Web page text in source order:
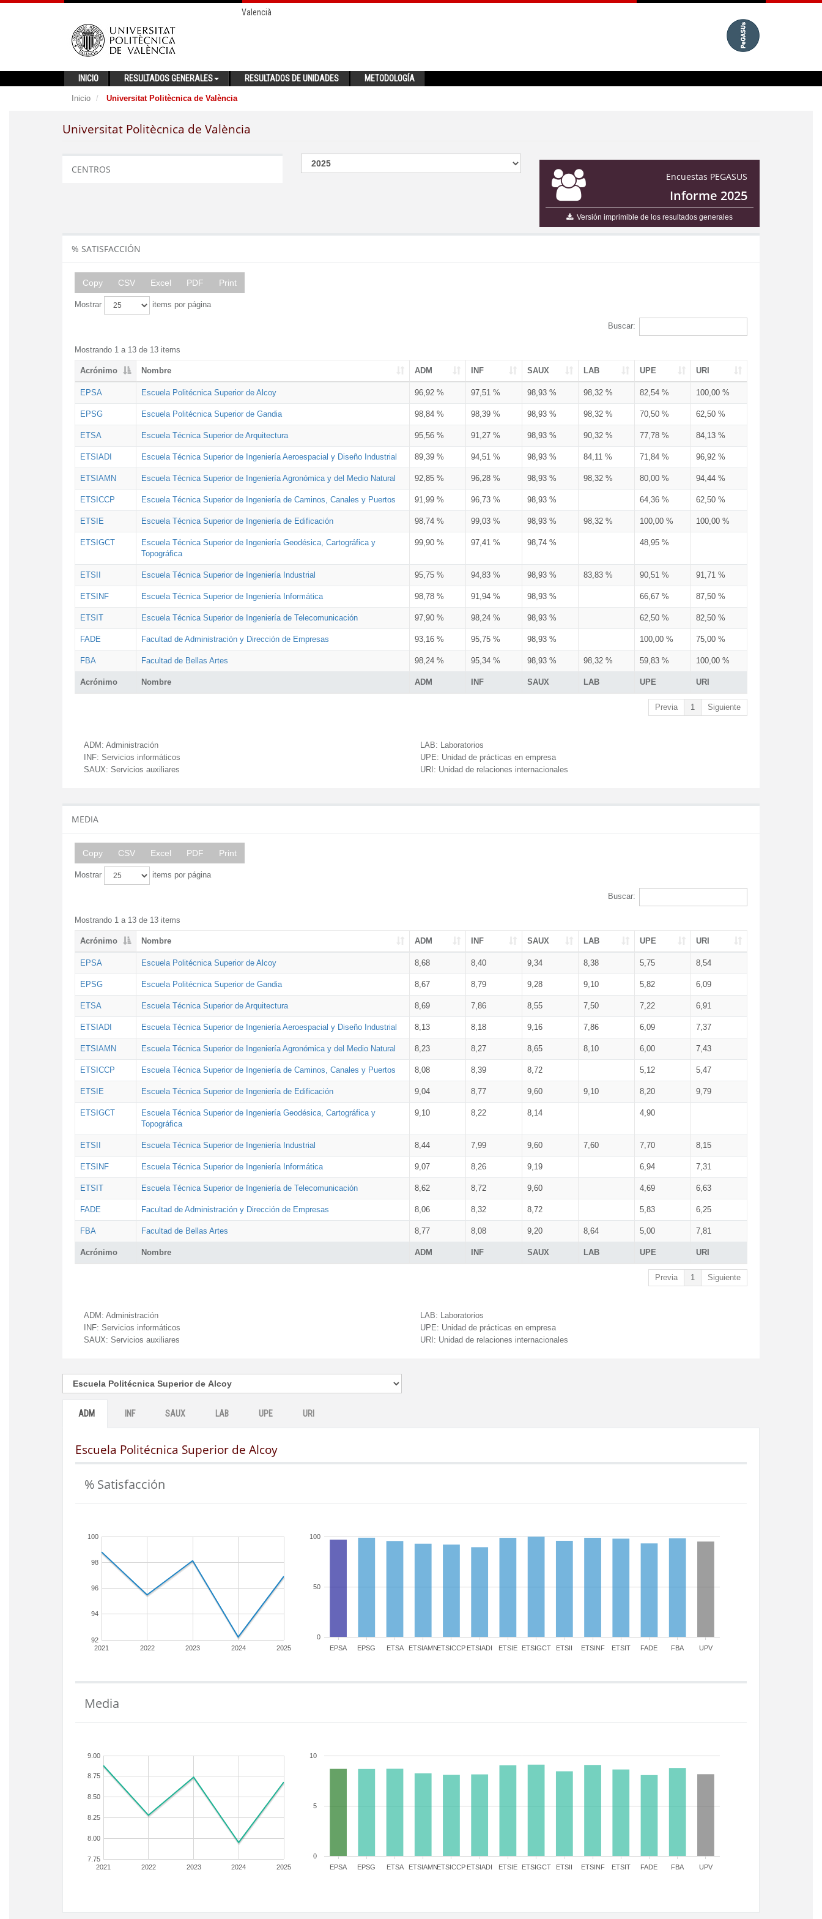
Valencià
INICIO RESULTADOS GENERALES RESULTADOS DE UNIDADES METODOLOGÍA
Inicio Universitat Politècnica de València
Universitat Politècnica de València
Encuestas PEGASUS
Informe 2025
Versión imprimible de los resultados generales
CENTROS
% SATISFACCIÓN
Copy CSV Excel PDF Print
Mostrar items por página
Buscar:
Mostrando 1 a 13 de 13 items
Acrónimo Nombre ADM INF SAUX LAB UPE URI
Acrónimo Nombre ADM INF SAUX LAB UPE URI
EPSA Escuela Politécnica Superior de Alcoy 96,92 % 97,51 % 98,93 % 98,32 % 82,54 % 100,00 %
EPSG Escuela Politécnica Superior de Gandia 98,84 % 98,39 % 98,93 % 98,32 % 70,50 % 62,50 %
ETSA Escuela Técnica Superior de Arquitectura 95,56 % 91,27 % 98,93 % 90,32 % 77,78 % 84,13 %
ETSIADI Escuela Técnica Superior de Ingeniería Aeroespacial y Diseño Industrial 89,39 % 94,51 % 98,93 % 84,11 % 71,84 % 96,92 %
ETSIAMN Escuela Técnica Superior de Ingeniería Agronómica y del Medio Natural 92,85 % 96,28 % 98,93 % 98,32 % 80,00 % 94,44 %
ETSICCP Escuela Técnica Superior de Ingeniería de Caminos, Canales y Puertos 91,99 % 96,73 % 98,93 % 64,36 % 62,50 %
ETSIE Escuela Técnica Superior de Ingeniería de Edificación 98,74 % 99,03 % 98,93 % 98,32 % 100,00 % 100,00 %
ETSIGCT
Escuela Técnica Superior de Ingeniería Geodésica, Cartográfica y
Topográfica
99,90 % 97,41 % 98,74 % 48,95 %
ETSII Escuela Técnica Superior de Ingeniería Industrial 95,75 % 94,83 % 98,93 % 83,83 % 90,51 % 91,71 %
ETSINF Escuela Técnica Superior de Ingeniería Informática 98,78 % 91,94 % 98,93 % 66,67 % 87,50 %
ETSIT Escuela Técnica Superior de Ingeniería de Telecomunicación 97,90 % 98,24 % 98,93 % 62,50 % 82,50 %
FADE Facultad de Administración y Dirección de Empresas 93,16 % 95,75 % 98,93 % 100,00 % 75,00 %
FBA Facultad de Bellas Artes 98,24 % 95,34 % 98,93 % 98,32 % 59,83 % 100,00 %
Previa 1 Siguiente
ADM: Administración
INF: Servicios informáticos
SAUX: Servicios auxiliares
LAB: Laboratorios
UPE: Unidad de prácticas en empresa
URI: Unidad de relaciones internacionales
MEDIA
Copy CSV Excel PDF Print
Mostrar items por página
Buscar:
Mostrando 1 a 13 de 13 items
Acrónimo Nombre ADM INF SAUX LAB UPE URI
Acrónimo Nombre ADM INF SAUX LAB UPE URI
EPSA Escuela Politécnica Superior de Alcoy 8,68 8,40 9,34 8,38 5,75 8,54
EPSG Escuela Politécnica Superior de Gandia 8,67 8,79 9,28 9,10 5,82 6,09
ETSA Escuela Técnica Superior de Arquitectura 8,69 7,86 8,55 7,50 7,22 6,91
ETSIADI Escuela Técnica Superior de Ingeniería Aeroespacial y Diseño Industrial 8,13 8,18 9,16 7,86 6,09 7,37
ETSIAMN Escuela Técnica Superior de Ingeniería Agronómica y del Medio Natural 8,23 8,27 8,65 8,10 6,00 7,43
ETSICCP Escuela Técnica Superior de Ingeniería de Caminos, Canales y Puertos 8,08 8,39 8,72 5,12 5,47
ETSIE Escuela Técnica Superior de Ingeniería de Edificación 9,04 8,77 9,60 9,10 8,20 9,79
ETSIGCT
Escuela Técnica Superior de Ingeniería Geodésica, Cartográfica y
Topográfica
9,10 8,22 8,14 4,90
ETSII Escuela Técnica Superior de Ingeniería Industrial 8,44 7,99 9,60 7,60 7,70 8,15
ETSINF Escuela Técnica Superior de Ingeniería Informática 9,07 8,26 9,19 6,94 7,31
ETSIT Escuela Técnica Superior de Ingeniería de Telecomunicación 8,62 8,72 9,60 4,69 6,63
FADE Facultad de Administración y Dirección de Empresas 8,06 8,32 8,72 5,83 6,25
FBA Facultad de Bellas Artes 8,77 8,08 9,20 8,64 5,00 7,81
Previa 1 Siguiente
ADM: Administración
INF: Servicios informáticos
SAUX: Servicios auxiliares
LAB: Laboratorios
UPE: Unidad de prácticas en empresa
URI: Unidad de relaciones internacionales
ADM INF SAUX LAB UPE URI
Escuela Politécnica Superior de Alcoy
% Satisfacción
2021 2022 2023 2024 2025
92
94
96
98
100
EPSA EPSG ETSA ETSIAMNETSICCP ETSIADI ETSIE ETSIGCT ETSII ETSINF ETSIT FADE FBA UPV
0
50
100
Media
2021 2022 2023 2024 2025
7.75
8.00
8.25
8.50
8.75
9.00
EPSA EPSG ETSA ETSIAMNETSICCP ETSIADI ETSIE ETSIGCT ETSII ETSINF ETSIT FADE FBA UPV
0
5
10